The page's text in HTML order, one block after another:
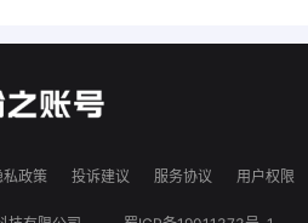
私政策 投诉建议 服务协议 用户权限